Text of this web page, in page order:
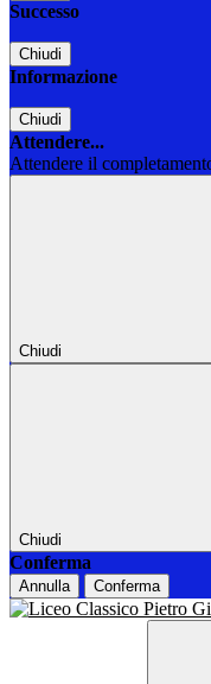
Successo
Chiudi
Informazione
Chiudi
Attendere...
Attendere il
Chiudi
Chiudi
Conferma
Annulla Conferma